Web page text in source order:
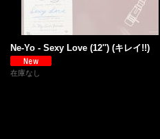
Ne-Yo - Sexy Love (12'') (キレイ!!)
在庫なし